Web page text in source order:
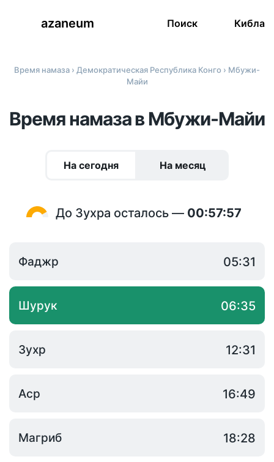
azaneum Поиск Кибла
Время намаза › Демократическая Республика Конго › Мбужи-
Майи
Время намаза в Мбужи-Майи
На сегодня На месяц
До Зухра осталось — 00:57:57
Фаджр 05:31
Шурук 06:35
Зухр 12:31
Аср 16:49
Магриб 18:28